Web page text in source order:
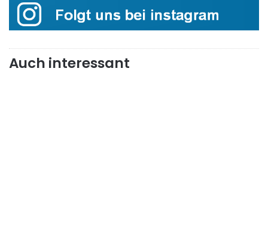
Auch interessant